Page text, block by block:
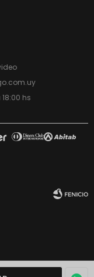
hs
Fenicio